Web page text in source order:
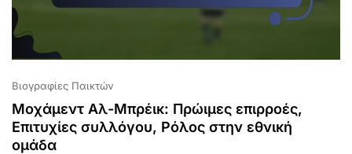
Βιογραφίες Παικτών
Μοχάμεντ Αλ-Μπρέικ: Πρώιμες επιρροές,
Επιτυχίες συλλόγου, Ρόλος στην εθνική
ομάδα